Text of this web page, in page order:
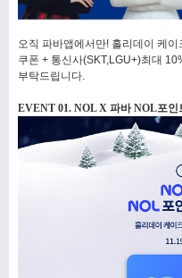
오직 파바앱에서만! 홀리데이 케
쿠폰 + 통신사(SKT,LGU+)최대
부탁드립니다.
EVENT 01. NOL X 파바 NOL포인